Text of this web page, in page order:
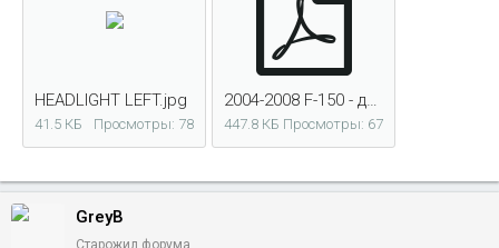
HEADLIGHT LEFT.jpg
41.5 КБ Просмотры: 78
2004-2008 F-150 - демонтаж блока фары.pdf
447.8 КБ Просмотры: 67
GreyB
Старожил форума